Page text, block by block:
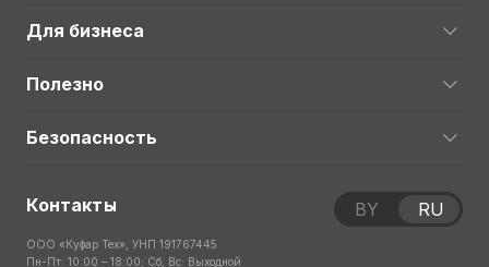
Для бизнеса
Полезно
Безопасность
Контакты
ООО «Куфар Тех», УНП 191767445
Пн-Пт: 10:00 – 18:00; Сб, Вс: Выходной
BY RU